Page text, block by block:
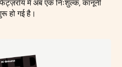
में अब एक निःशुल्क, कानूनी
हो गई है।